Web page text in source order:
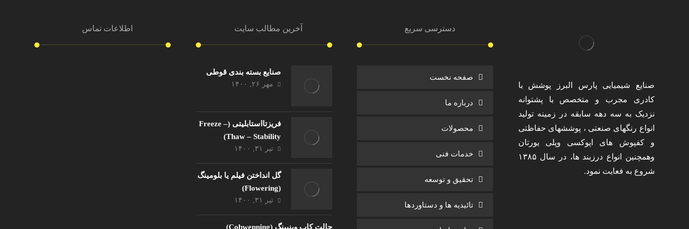
صنایع شیمیایی پارس البرز پوشش با
کادری مجرب و متخصص با پشتوانه
نزدیک به سه دهه سابقه در زمینه تولید
انواع رنگهای صنعتی ، پوششهای حفاظتی
و کفپوش های اپوکسی وپلی یورتان
وهمچنین انواع درزبند ها، در سال ۱۳۸۵
شروع به فعایت نمود.
دسترسی سریع
صفحه نخست
درباره ما
محصولات
خدمات فنی
تحقیق و توسعه
تائیدیه ها و دستاوردها
آخرین مطالب سایت
صنایع بسته بندی قوطی
مهر ۲۶, ۱۴۰۰
فریزتااستابلیتی (Freeze –
Thaw – Stability)
تیر ۳۱, ۱۴۰۰
گل انداختن فیلم یا بلومینگ
(Flowering)
تیر ۳۱, ۱۴۰۰
حالت کاب وینیینگ (Cobwenning)
اطلاعات تماس